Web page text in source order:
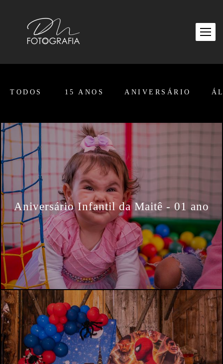
TODOS 15 ANOS ANIVERSÁRIO
Aniversário Infantil da Maitê - 01 ano